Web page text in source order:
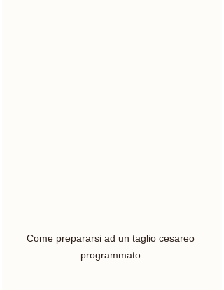
Come prepararsi ad un taglio cesareo
programmato